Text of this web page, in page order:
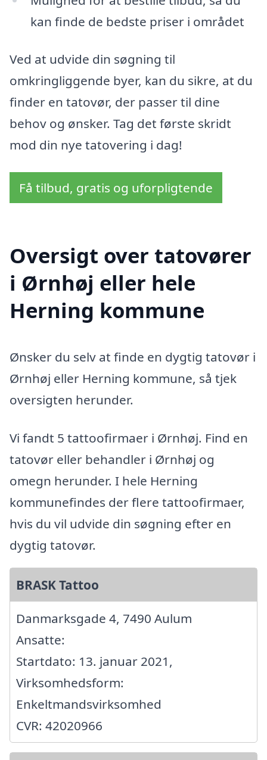
kan finde de bedste priser i området
Ved at udvide din søgning til
omkringliggende byer, kan du sikre, at du
finder en tatovør, der passer til dine
behov og ønsker. Tag det første skridt
mod din nye tatovering i dag!
Få tilbud, gratis og uforpligtende
Oversigt over tatovører
i Ørnhøj eller hele
Herning kommune
Ønsker du selv at finde en dygtig tatovør i
Ørnhøj eller Herning kommune, så tjek
oversigten herunder.
Vi fandt 5 tattoofirmaer i Ørnhøj. Find en
tatovør eller behandler i Ørnhøj og
omegn herunder. I hele Herning
kommunefindes der flere tattoofirmaer,
hvis du vil udvide din søgning efter en
dygtig tatovør.
BRASK Tattoo
Danmarksgade 4, 7490 Aulum
Ansatte:
Startdato: 13. januar 2021,
Virksomhedsform:
Enkeltmandsvirksomhed
CVR: 42020966